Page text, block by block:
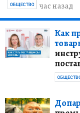
час назад
ОБЩЕСТВО
Как